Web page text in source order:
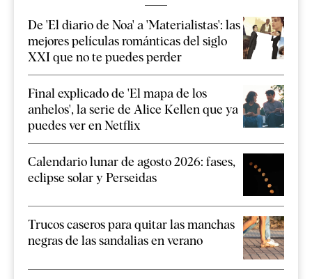
De 'El diario de Noa' a 'Materialistas': las
mejores películas románticas del siglo
XXI que no te puedes perder
Final explicado de 'El mapa de los
anhelos', la serie de Alice Kellen que ya
puedes ver en Netflix
Calendario lunar de agosto 2026: fases,
eclipse solar y Perseidas
Trucos caseros para quitar las manchas
negras de las sandalias en verano